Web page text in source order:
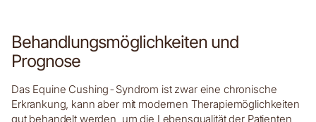
Behandlungsmöglichkeiten und
Prognose
Das Equine Cushing-Syndrom ist zwar eine chronische
Erkrankung, kann aber mit modernen Therapiemöglichkeiten
gut behandelt werden, um die Lebensqualität der Patienten